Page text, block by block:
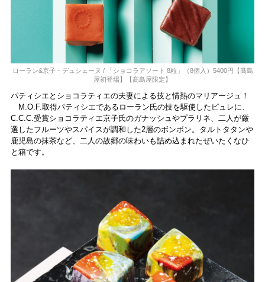
ローラン&京子・デュシェーヌ / 「ショコラアソート 8粒」（8個入）5400円【髙島
屋初登場】【髙島屋限定】
パティシエとショコラティエの夫妻による技と情熱のマリアージュ！
M.O.F.取得パティシエであるローラン氏の技を駆使したピュレに、
C.C.C.受賞ショコラティエ京子氏のガナッシュやプラリネ、二人が厳
選したフルーツやスパイスが調和した2層のボンボン。タルトタタンや
鹿児島の抹茶など、二人の故郷の味わいも詰め込まれたぜいたくなひ
と箱です。